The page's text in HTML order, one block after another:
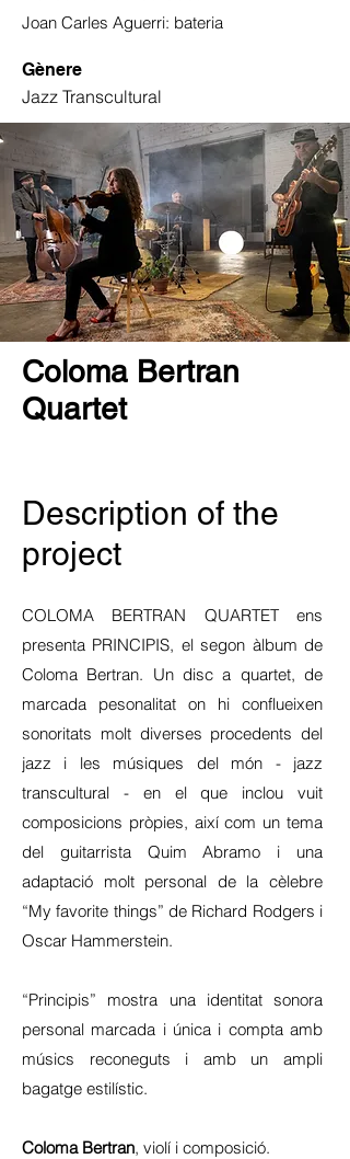
Joan Carles Aguerri: bateria
Gènere
Jazz Transcultural
Coloma Bertran
Quartet
Description of the
project
COLOMA BERTRAN QUARTET ens
presenta PRINCIPIS, el segon àlbum de
Coloma Bertran. Un disc a quartet, de
marcada pesonalitat on hi conflueixen
sonoritats molt diverses procedents del
jazz i les músiques del món - jazz
transcultural - en el que inclou vuit
composicions pròpies, així com un tema
del guitarrista Quim Abramo i una
adaptació molt personal de la cèlebre
“My favorite things” de Richard Rodgers i
Oscar Hammerstein.
“Principis” mostra una identitat sonora
personal marcada i única i compta amb
músics reconeguts i amb un ampli
bagatge estilístic.
Coloma Bertran, violí i composició.